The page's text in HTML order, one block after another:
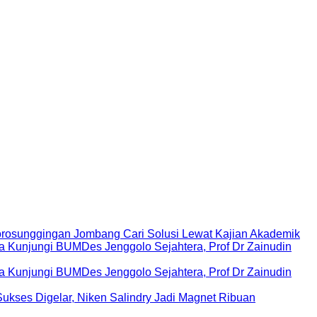
Jombang Cari Solusi Lewat Kajian Akademik
Kunjungi BUMDes Jenggolo Sejahtera, Prof Dr Zainudin
Kunjungi BUMDes Jenggolo Sejahtera, Prof Dr Zainudin
Digelar, Niken Salindry Jadi Magnet Ribuan